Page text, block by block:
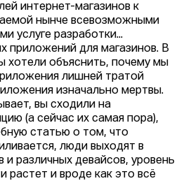
интернет-магазинов к
нынче всевозможными
услуге разработки...
приложений для магазинов. В
хотели объяснить, почему мы
лишней тратой
изначально мертвы.
вы сходили на
(а сейчас их самая пора),
статью о том, что
люди выходят в
различных девайсов, уровень
растет и вроде как это всё